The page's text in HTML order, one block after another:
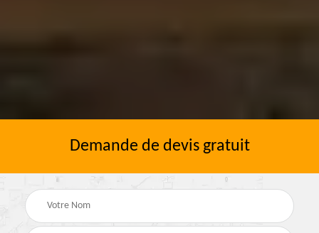
Demande de devis gratuit